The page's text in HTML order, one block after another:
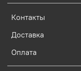
Контакты
Доставка
Оплата